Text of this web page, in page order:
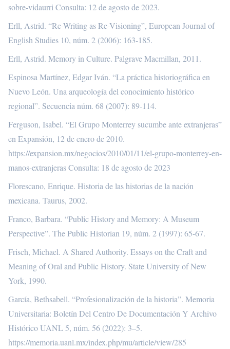
sobre-vidaurri Consulta: 12 de agosto de 2023.
Erll, Astrid. “Re-Writing as Re-Visioning”, European Journal of
English Studies 10, núm. 2 (2006): 163-185.
Erll, Astrid. Memory in Culture. Palgrave Macmillan, 2011.
Espinosa Martínez, Edgar Iván. “La práctica historiográfica en
Nuevo León. Una arqueología del conocimiento histórico
regional”. Secuencia núm. 68 (2007): 89-114.
Ferguson, Isabel. “El Grupo Monterrey sucumbe ante extranjeras”
en Expansión, 12 de enero de 2010.
https://expansion.mx/negocios/2010/01/11/el-grupo-monterrey-en-
manos-extranjerasConsulta: 18 de agosto de 2023
Florescano, Enrique. Historia de las historias de la nación
mexicana. Taurus, 2002.
Franco, Barbara. “Public History and Memory: A Museum
Perspective”. The Public Historian 19, núm. 2 (1997): 65-67.
Frisch, Michael. A Shared Authority. Essays on the Craft and
Meaning of Oral and Public History. State University of New
York, 1990.
García, Bethsabell. “Profesionalización de la historia”. Memoria
Universitaria: Boletín Del Centro De Documentación Y Archivo
Histórico UANL 5, núm. 56 (2022): 3–5.
https://memoria.uanl.mx/index.php/mu/article/view/285